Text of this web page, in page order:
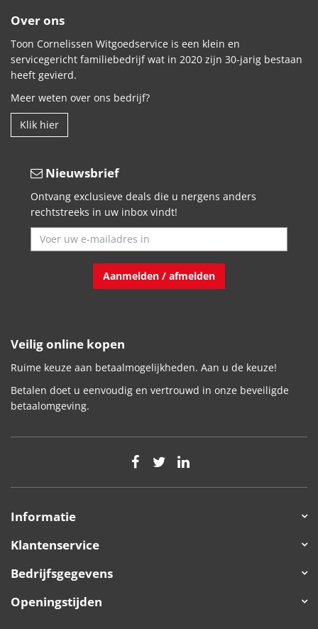
Over ons
Toon Cornelissen Witgoedservice is een klein en
servicegericht familiebedrijf wat in 2020 zijn 30-jarig bestaan
heeft gevierd.
Meer weten over ons bedrijf?
Klik hier
Nieuwsbrief
Ontvang exclusieve deals die u nergens anders
rechtstreeks in uw inbox vindt!
Aanmelden / afmelden
Veilig online kopen
Ruime keuze aan betaalmogelijkheden. Aan u de keuze!
Betalen doet u eenvoudig en vertrouwd in onze beveiligde
betaalomgeving.
Informatie
Klantenservice
Bedrijfsgegevens
Openingstijden